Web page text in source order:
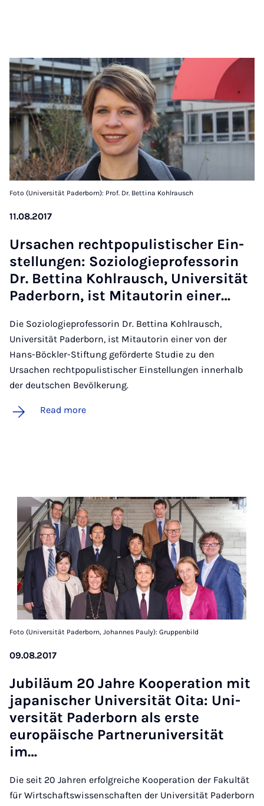
Foto (Universität Paderborn): Prof. Dr. Bettina Kohlrausch
11.08.2017
Ursachen recht­pop­u­listischer Ein­
stel­lungen: Sozi­olo­giepro­fess­or­in
Dr. Bet­tina Kohlrausch, Uni­versität
Pader­born, ist Mitau­tor­in ein­er…
Die Soziologieprofessorin Dr. Bettina Kohlrausch,
Universität Paderborn, ist Mitautorin einer von der
Hans-Böckler-Stiftung geförderte Studie zu den
Ursachen rechtpopulistischer Einstellungen innerhalb
der deutschen Bevölkerung.
Read more
Foto (Universität Paderborn, Johannes Pauly): Gruppenbild
09.08.2017
Ju­biläum 20 Jahre Ko­op­er­a­tion mit
ja­pan­is­cher Uni­versität Oita: Uni­
versität Pader­born als er­ste
europäis­che Part­ner­uni­versität
im…
Die seit 20 Jahren erfolgreiche Kooperation der Fakultät
für Wirtschaftswissenschaften der Universität Paderborn